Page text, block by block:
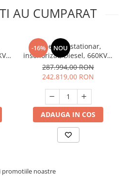
AU CUMPARAT
-16% NOU
Generator stationar,
insonorizat, Diesel, 660KVA,
400V, trifazic, motor SDEC,
Kaplan KPS 660
287.994,00 RON
242.819,00 RON
ADAUGA IN COS
promotiile noastre